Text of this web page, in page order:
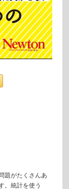
題がたくさんあ
。統計を使う